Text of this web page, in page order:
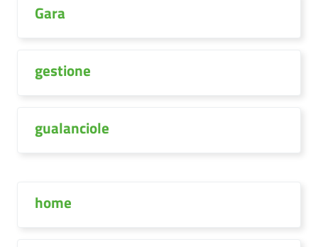
Gara
gestione
gualanciole
home